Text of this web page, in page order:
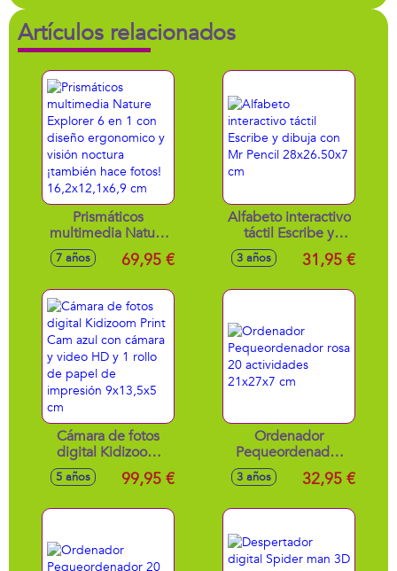
Artículos relacionados
Prismáticos
multimedia Nature
Explorer 6 en 1 con
diseño ergonomico
¡también hace
fotos!
16,2x12,1x6,9 cm
7 años 69,95 €
Alfabeto interactivo
táctil Escribe y
dibuja con Mr
Pencil 28x26.50x7
3 años 31,95 €
Cámara de fotos
digital Kidizoom
Print Cam azul con
cámara y video HD
5 años 99,95 €
Ordenador
Pequeordenador
rosa 20 actividades
21x27x7 cm
3 años 32,95 €